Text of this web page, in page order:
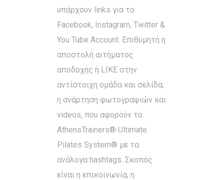
υπάρχουν links για το
Facebook, Instagram, Twitter &
You Tube Account. Επιθυμητή η
αποστολή αιτήματος
αποδοχής ή LIKE στην
αντίστοιχη ομάδα και σελίδα,
η ανάρτηση φωτογραφιών και
videos, που αφορούν το
AthensTrainers® Ultimate
Pilates System® με τα
ανάλογα hashtags. Σκοπός
είναι η επικοινωνία, η